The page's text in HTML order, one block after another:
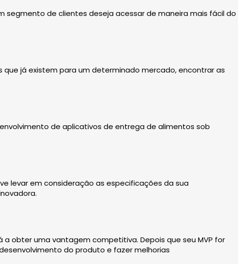
segmento de clientes deseja acessar de maneira mais fácil do
já existem para um determinado mercado, encontrar as
de aplicativos de entrega de alimentos sob
levar em consideração as especificações da sua
obter uma vantagem competitiva. Depois que seu MVP for
do produto e fazer melhorias